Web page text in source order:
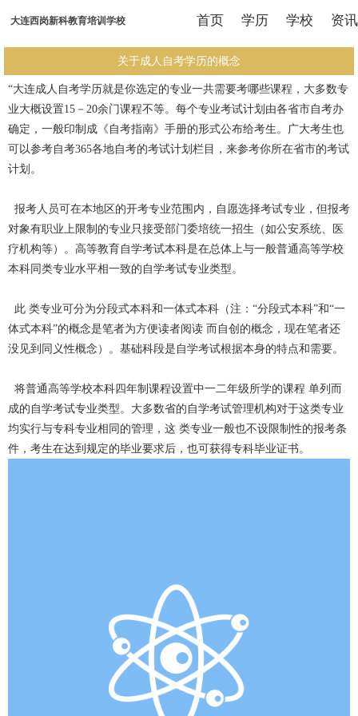
大连西岗新科教育培训学校 首页 学历 学校 资讯
关于成人自考学历的概念
“大连成人自考学历就是你选定的专业一共需要考哪些课程，大多数专
业大概设置15－20余门课程不等。每个专业考试计划由各省市自考办
确定，一般印制成《自考指南》手册的形式公布给考生。广大考生也
可以参考自考365各地自考的考试计划栏目，来参考你所在省市的考试
计划。
报考人员可在本地区的开考专业范围内，自愿选择考试专业，但报考
对象有职业上限制的专业只接受部门委培统一招生（如公安系统、医
疗机构等）。高等教育自学考试本科是在总体上与一般普通高等学校
本科同类专业水平相一致的自学考试专业类型。
此 类专业可分为分段式本科和一体式本科（注：“分段式本科”和“一
体式本科”的概念是笔者为方便读者阅读 而自创的概念，现在笔者还
没见到同义性概念）。基础科段是自学考试根据本身的特点和需要。
将普通高等学校本科四年制课程设置中一二年级所学的课程 单列而
成的自学考试专业类型。大多数省的自学考试管理机构对于这类专业
均实行与专科专业相同的管理，这 类专业一般也不设限制性的报考条
件，考生在达到规定的毕业要求后，也可获得专科毕业证书。